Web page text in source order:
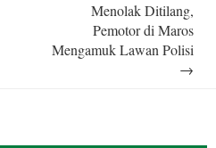
Menolak Ditilang,
Pemotor di Maros
Mengamuk Lawan Polisi
→